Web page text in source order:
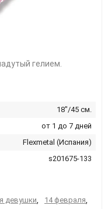
гелием.
18"/45 см.
от 1 до 7 дней
Flexmetal (Испания)
s201675-133
девушки, 14 февраля,